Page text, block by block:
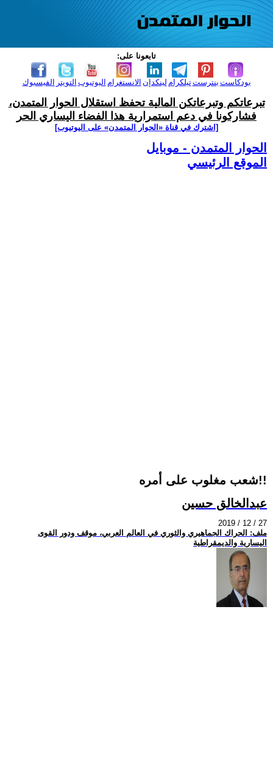
تابعونا على:
الفيسبوك التويتر اليوتيوب الانستغرام لينكدإن تيلكرامبنترست بودكاست
تبرعاتكم وتبرعاتكن المالية تحفظ استقلال الحوار المتمدن،
فشاركونا في دعم استمرارية هذا الفضاء اليساري الحر
[اشترك في قناة ‫«الحوار المتمدن» على اليوتيوب]
الحوار المتمدن - موبايل
الموقع الرئيسي
شعب مغلوب على أمره!!
عبدالخالق حسين
2019 / 12 / 27
ملف: الحراك الجماهيري والثوري في العالم العربي، موقف ودور القوى
اليسارية والديمقراطية